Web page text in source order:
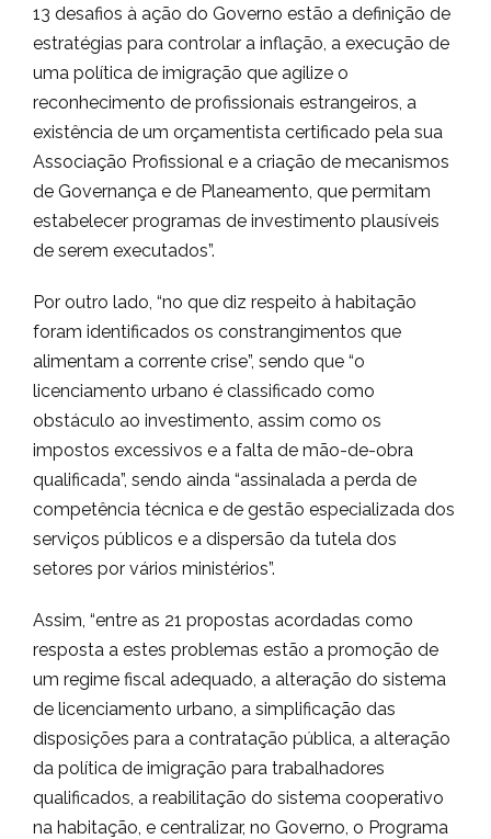
13 desafios à ação do Governo estão a definição de
estratégias para controlar a inflação, a execução de
uma política de imigração que agilize o
reconhecimento de profissionais estrangeiros, a
existência de um orçamentista certificado pela sua
Associação Profissional e a criação de mecanismos
de Governança e de Planeamento, que permitam
estabelecer programas de investimento plausíveis
de serem executados”.
Por outro lado, “no que diz respeito à habitação
foram identificados os constrangimentos que
alimentam a corrente crise”, sendo que “o
licenciamento urbano é classificado como
obstáculo ao investimento, assim como os
impostos excessivos e a falta de mão-de-obra
qualificada”, sendo ainda “assinalada a perda de
competência técnica e de gestão especializada dos
serviços públicos e a dispersão da tutela dos
setores por vários ministérios”.
Assim, “entre as 21 propostas acordadas como
resposta a estes problemas estão a promoção de
um regime fiscal adequado, a alteração do sistema
de licenciamento urbano, a simplificação das
disposições para a contratação pública, a alteração
da política de imigração para trabalhadores
qualificados, a reabilitação do sistema cooperativo
na habitação, e centralizar, no Governo, o Programa